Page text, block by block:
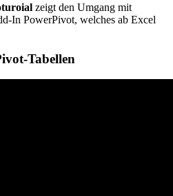
zeigt den Umgang mit
In PowerPivot, welches ab Excel
Tabellen